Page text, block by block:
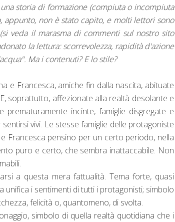
storia di formazione (compiuta o incompiuta
non è stato capito, e molti lettori sono
veda il marasma di commenti sul nostro sito
la lettura: scorrevolezza, rapidità d'azione
Ma i contenuti? E lo stile?
e Francesca, amiche fin dalla nascita, abituate
soprattutto, affezionate alla realtà desolante e
incinte, famiglie disgregate e
vivi. Le stesse famiglie delle protagoniste
Francesca pensino per un certo periodo, nella
puro e certo, che sembra inattaccabile. Non
a questa mera fattualità. Tema forte, quasi
unifica i sentimenti di tutti i protagonisti; simbolo
felicità o, quantomeno, di svolta.
simbolo di quella realtà quotidiana che i